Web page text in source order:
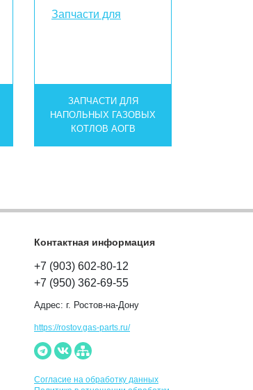
ЗАПЧАСТИ ДЛЯ
НАПОЛЬНЫХ ГАЗОВЫХ
КОТЛОВ АОГВ
Контактная информация
+7 (903) 602-80-12
+7 (950) 362-69-55
Адрес: г. Ростов-на-Дону
https://rostov.gas-parts.ru/
Согласие на обработку данных